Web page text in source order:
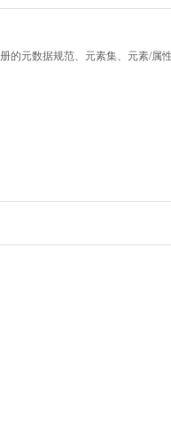
的元数据规范、元素集、元素/属